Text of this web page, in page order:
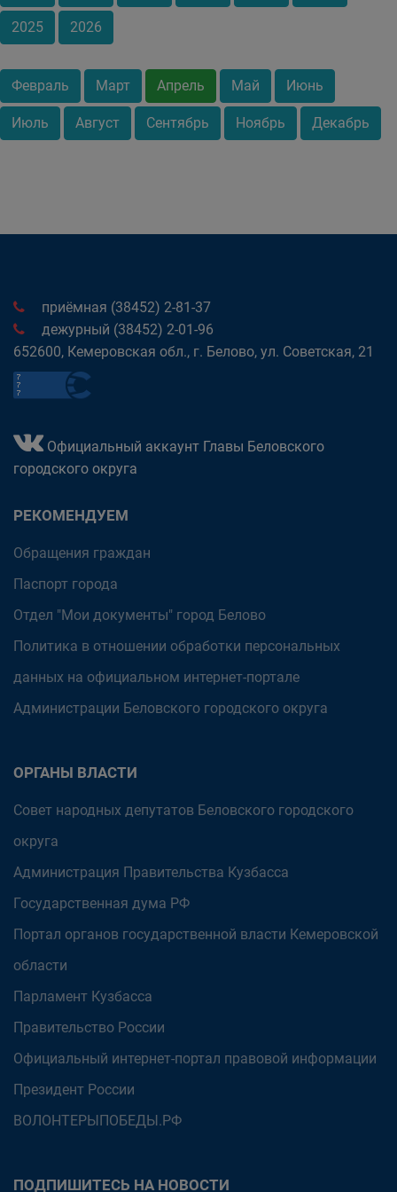
2025 2026
Февраль Март Апрель Май Июнь
Июль Август Сентябрь Ноябрь Декабрь
приёмная (38452) 2-81-37
дежурный (38452) 2-01-96
652600, Кемеровская обл., г. Белово, ул. Советская, 21
Официальный аккаунт Главы Беловского
городского округа
РЕКОМЕНДУЕМ
Обращения граждан
Паспорт города
Отдел "Мои документы" город Белово
Политика в отношении обработки персональных
данных на официальном интернет-портале
Администрации Беловского городского округа
ОРГАНЫ ВЛАСТИ
Совет народных депутатов Беловского городского
округа
Администрация Правительства Кузбасса
Государственная дума РФ
Портал органов государственной власти Кемеровской
области
Парламент Кузбасса
Правительство России
Официальный интернет-портал правовой информации
Президент России
ВОЛОНТЕРЫПОБЕДЫ.РФ
ПОДПИШИТЕСЬ НА НОВОСТИ